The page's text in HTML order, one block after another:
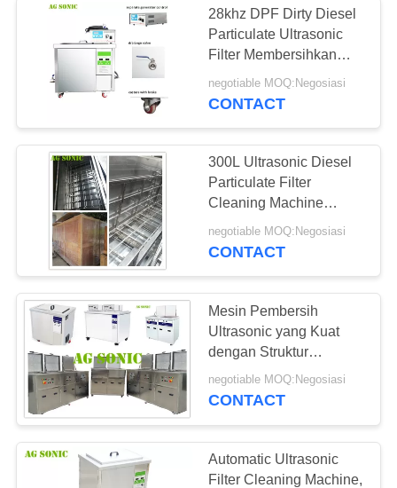
BERITA
PERMINTAAN
PENAWARAN
SITEMAP
PRIVACY
POLICY
Ultrasonic Cleaner
Medis
59
Ultrasonic Cleaner
Laboratorium
29
28khz DPF Dirty Diesel
Particulate Ultrasonic
Filter Membersihkan
Mesin 360 liter dengan
9KW Pemanasan
negotiable MOQ:Negosiasi
CONTACT
300L Ultrasonic Diesel
Particulate Filter
Cleaning Machine
dengan Dual Tank
negotiable MOQ:Negosiasi
CONTACT
Mesin Pembersih
Ultrasonic yang Kuat
dengan Struktur
Stainless Steel
negotiable MOQ:Negosiasi
CONTACT
Automatic Ultrasonic
Filter Cleaning Machine,